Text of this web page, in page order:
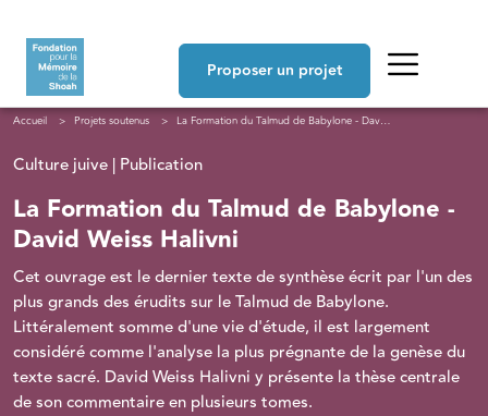
Proposer un projet
Fil d'Ariane
Accueil Projets soutenus La Formation du Talmud de Babylone - David Weiss Halivni
Culture juive | Publication
La Formation du Talmud de Babylone -
David Weiss Halivni
Cet ouvrage est le dernier texte de synthèse écrit par l'un des
plus grands des érudits sur le Talmud de Babylone.
Littéralement somme d'une vie d'étude, il est largement
considéré comme l'analyse la plus prégnante de la genèse du
texte sacré. David Weiss Halivni y présente la thèse centrale
de son commentaire en plusieurs tomes.